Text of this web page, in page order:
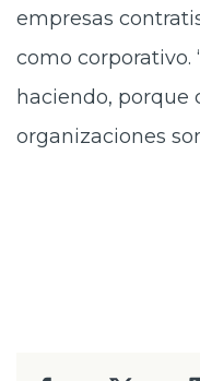
empresas
como corporativo.
haciendo, porque
organizaciones